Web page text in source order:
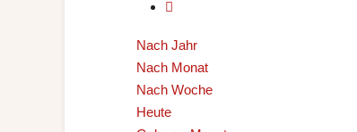
Nach Jahr
Nach Monat
Nach Woche
Heute